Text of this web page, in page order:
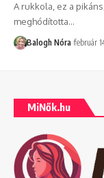
A rukkola, ez a
meghódította…
Balogh Nóra február
MiNők.hu